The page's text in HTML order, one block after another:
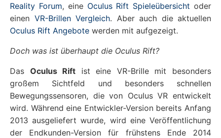
Reality Forum, eine Oculus Rift Spieleübersicht oder
einen VR-Brillen Vergleich. Aber auch die aktuellen
Oculus Rift Angebote werden mit aufgezeigt.
Doch was ist überhaupt die Oculus Rift?
Das Oculus Rift ist eine VR-Brille mit besonders
großem Sichtfeld und besonders schnellen
Bewegungssensoren, die von Oculus VR entwickelt
wird. Während eine Entwickler-Version bereits Anfang
2013 ausgeliefert wurde, wird eine Veröffentlichung
der Endkunden-Version für frühstens Ende 2014